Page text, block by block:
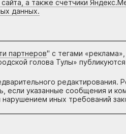
а также счетчики
данных.
партнеров" с тегами
голова Тулы»
редактирования.
если указанные сообщения и
иных требований